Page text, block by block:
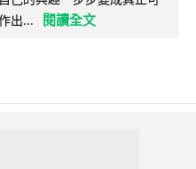
出...
閱讀全文